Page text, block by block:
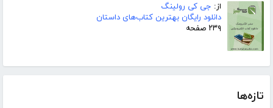
از: جی کی رولینگ
دانلود رایگان بهترین کتاب‌های داستان
۲۳۹ صفحه
تازه‌ها